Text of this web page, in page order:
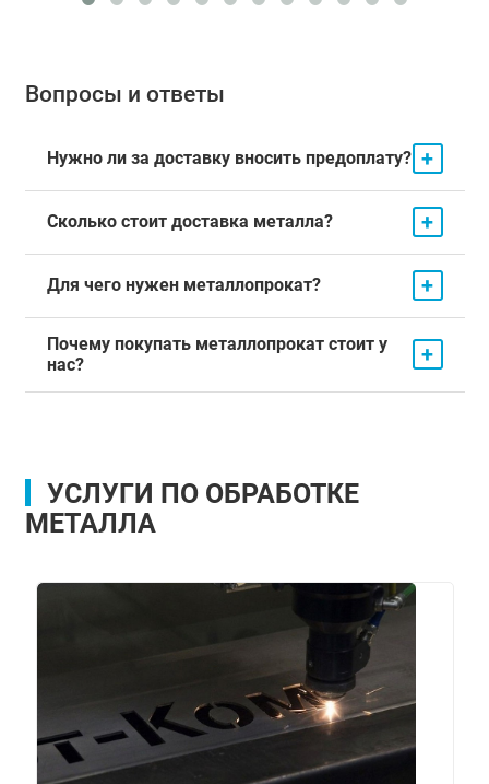
Вопросы и ответы
Нужно ли за доставку вносить предоплату? +
Сколько стоит доставка металла? +
Для чего нужен металлопрокат? +
Почему покупать металлопрокат стоит у
нас?
+
УСЛУГИ ПО ОБРАБОТКЕ
МЕТАЛЛА